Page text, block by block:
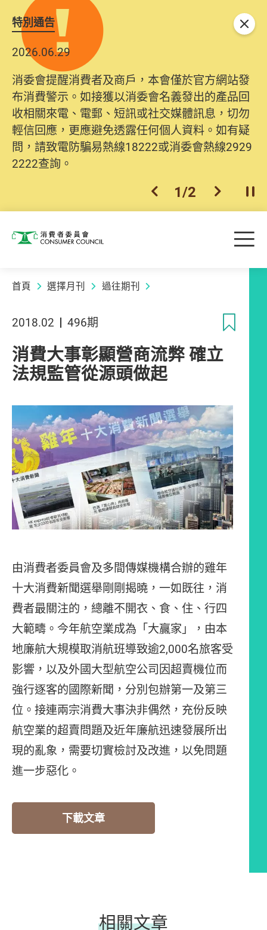
特別通告
2026.06.29
消委會提醒消費者及商戶，本會僅於官方網站發
布消費警示。如接獲以消委會名義發出的產品回
收相關來電、電郵、短訊或社交媒體訊息，切勿
輕信回應，更應避免透露任何個人資料。如有疑
問，請致電防騙易熱線18222或消委會熱線2929
2222查詢。
上一個
1/2 下一個開
關閉
消費者委員會 目
首頁 選擇月刊 過往期刊
2018.02 496期
消費大事彰顯營商流弊 確立
法規監管從源頭做起
由消費者委員會及多間傳媒機構合辦的雞年
十大消費新聞選舉剛剛揭曉，一如既往，消
費者最關注的，總離不開衣、食、住、行四
大範疇。今年航空業成為「大贏家」，由本
地廉航大規模取消航班導致逾2,000名旅客受
影響，以及外國大型航空公司因超賣機位而
強行逐客的國際新聞，分別包辦第一及第三
位。接連兩宗消費大事決非偶然，充份反映
航空業的超賣問題及近年廉航迅速發展所出
現的亂象，需要切實檢討及改進，以免問題
進一步惡化。
下載文章
相關文章